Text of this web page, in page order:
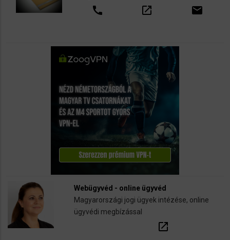
call open_in_new email
Webügyvéd - online ügyvéd
Magyarországi jogi ügyek intézése, online
ügyvédi megbízással
open_in_new